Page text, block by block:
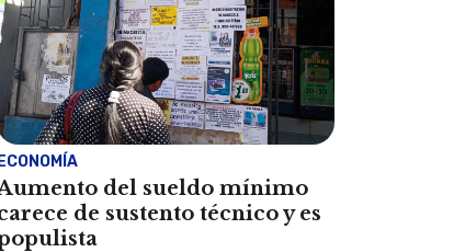
ECONOMÍA
del sueldo mínimo
de sustento técnico y es